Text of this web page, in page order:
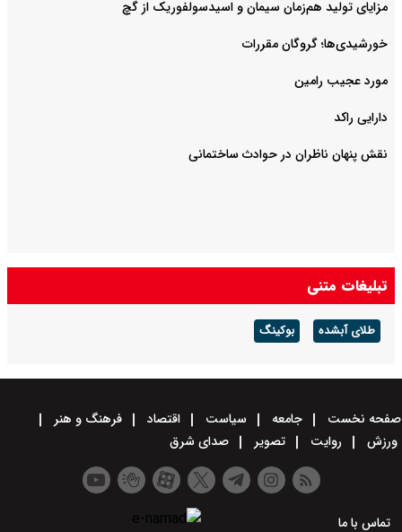
مزایای تولید هم‌زمان سیمان و اسیدسولفوریک از گچ
خورشیدی‌ها؛ گروگان مقررات
مورد عجیب رامین
دارایی راکد
نقش پنهان ناظران در حوادث ساختمانی
تبلیغات متنی
طلای آبشده بوکینگ
صفحه نخست جامعه سیاست اقتصاد
فرهنگ و هنر
ورزش
روایت تصویر صدای شرق
تماس با ما